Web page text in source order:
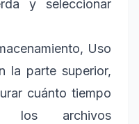
y seleccionar
Uso
la parte superior,
cuánto tiempo
los archivos